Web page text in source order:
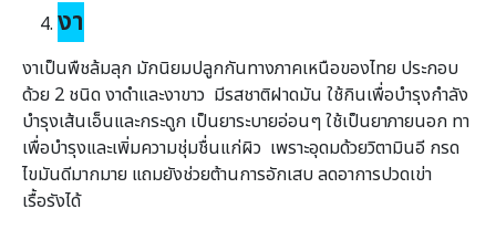
งา
งาเป็นพืชล้มลุก มักนิยมปลูกกันทางภาคเหนือของไทย ประกอบ
ด้วย 2 ชนิด งาดำและงาขาว มีรสชาติฝาดมัน ใช้กินเพื่อบำรุงกำลัง
บำรุงเส้นเอ็นและกระดูก เป็นยาระบายอ่อนๆ ใช้เป็นยาภายนอก ทา
เพื่อบำรุงและเพิ่มความชุ่มชื่นแก่ผิว เพราะอุดมด้วยวิตามินอี กรด
ไขมันดีมากมาย แถมยังช่วยต้านการอักเสบ ลดอาการปวดเข่า
เรื้อรังได้